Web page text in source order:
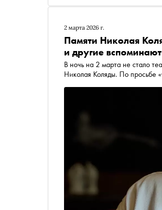
2 марта 2026 г.
Памяти Николая
и другие
В ночь на 2 марта не стало
Николая Коляды. По просьбе